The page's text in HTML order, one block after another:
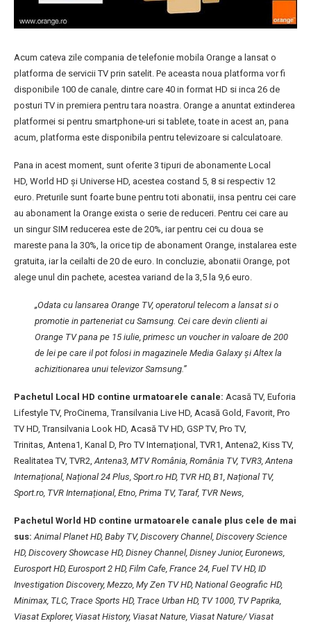
Acum cateva zile compania de telefonie mobila Orange a lansat o
platforma de servicii TV prin satelit. Pe aceasta noua platforma vor fi
disponibile 100 de canale, dintre care 40 in format HD si inca 26 de
posturi TV in premiera pentru tara noastra. Orange a anuntat extinderea
platformei si pentru smartphone-uri si tablete, toate in acest an, pana
acum, platforma este disponibila pentru televizoare si calculatoare.
Pana in acest moment, sunt oferite 3 tipuri de abonamente Local
HD, World HD și Universe HD, acestea costand 5, 8 si respectiv 12
euro. Preturile sunt foarte bune pentru toti abonatii, insa pentru cei care
au abonament la Orange exista o serie de reduceri. Pentru cei care au
un singur SIM reducerea este de 20%, iar pentru cei cu doua se
mareste pana la 30%, la orice tip de abonament Orange, instalarea este
gratuita, iar la ceilalti de 20 de euro. In concluzie, abonatii Orange, pot
alege unul din pachete, acestea variand de la 3,5 la 9,6 euro.
„Odata cu lansarea Orange TV, operatorul telecom a lansat si o
promotie in parteneriat cu Samsung. Cei care devin clienti ai
Orange TV pana pe 15 iulie, primesc un voucher in valoare de 200
de lei pe care il pot folosi in magazinele Media Galaxy şi Altex la
achizitionarea unui televizor Samsung.”
Pachetul Local HD contine urmatoarele canale: Acasă TV, Euforia
Lifestyle TV, ProCinema, Transilvania Live HD, Acasă Gold, Favorit, Pro
TV HD, Transilvania Look HD, Acasă TV HD, GSP TV, Pro TV,
Trinitas, Antena1, Kanal D, Pro TV Internațional, TVR1, Antena2, Kiss TV,
Realitatea TV, TVR2,Antena3, MTV România, România TV, TVR3,Antena
Internațional, Național 24 Plus, Sport.ro HD, TVR HD, B1, Național TV,
Sport.ro, TVR Internațional, Etno, Prima TV, Taraf, TVR News,
Pachetul World HD contine urmatoarele canale plus cele de mai
sus: Animal Planet HD, Baby TV, Discovery Channel, Discovery Science
HD, Discovery Showcase HD, Disney Channel, Disney Junior, Euronews,
Eurosport HD, Eurosport 2 HD, Film Cafe, France 24, Fuel TV HD, ID
Investigation Discovery, Mezzo, My Zen TV HD, National Geografic HD,
Minimax, TLC, Trace Sports HD, Trace Urban HD, TV 1000, TV Paprika,
Viasat Explorer, Viasat History, Viasat Nature, Viasat Nature/ Viasat